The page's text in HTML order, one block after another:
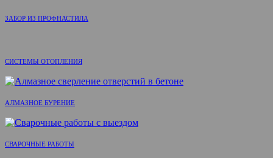
ЗАБОР ИЗ ПРОФНАСТИЛА
СИСТЕМЫ ОТОПЛЕНИЯ
АЛМАЗНОЕ БУРЕНИЕ
СВАРОЧНЫЕ РАБОТЫ